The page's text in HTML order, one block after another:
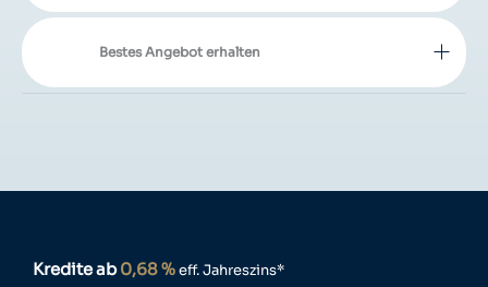
Bestes Angebot erhalten
Kredite ab0,68 %eff. Jahreszins*